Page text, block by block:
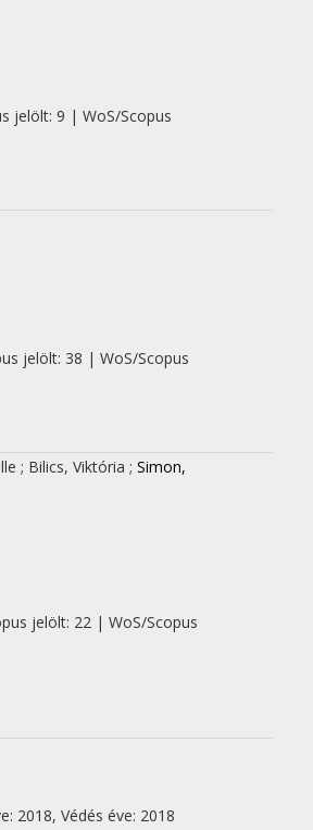
jelölt: 9 | WoS/Scopus
jelölt: 38 | WoS/Scopus
; Bilics, Viktória ; Simon,
jelölt: 22 | WoS/Scopus
2018, Védés éve: 2018